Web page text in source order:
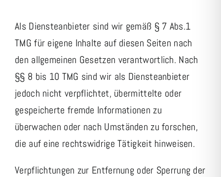
Als Diensteanbieter sind wir gemäß § 7 Abs.1
TMG für eigene Inhalte auf diesen Seiten nach
den allgemeinen Gesetzen verantwortlich. Nach
§§ 8 bis 10 TMG sind wir als Diensteanbieter
jedoch nicht verpflichtet, übermittelte oder
gespeicherte fremde Informationen zu
überwachen oder nach Umständen zu forschen,
die auf eine rechtswidrige Tätigkeit hinweisen.
Verpflichtungen zur Entfernung oder Sperrung der